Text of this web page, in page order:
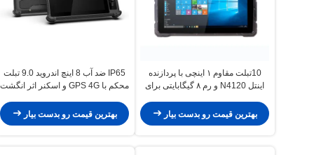
10تبلت مقاوم ۱ اینچی با پردازنده
اینتل N4120 و رم ۸ گیگابایتی برای
بهترین قیمت رو بدست بیار
IP65 ضد آب 8 اینچ اندروید 9.0 تبلت
محکم با GPS 4G و اسکنر اثر انگشت
بهترین قیمت رو بدست بیار